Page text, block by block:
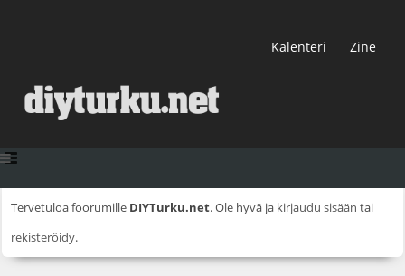
Kalenteri Zine
Tervetuloa foorumille DIYTurku.net. Ole hyvä ja kirjaudu sisään tai
rekisteröidy.